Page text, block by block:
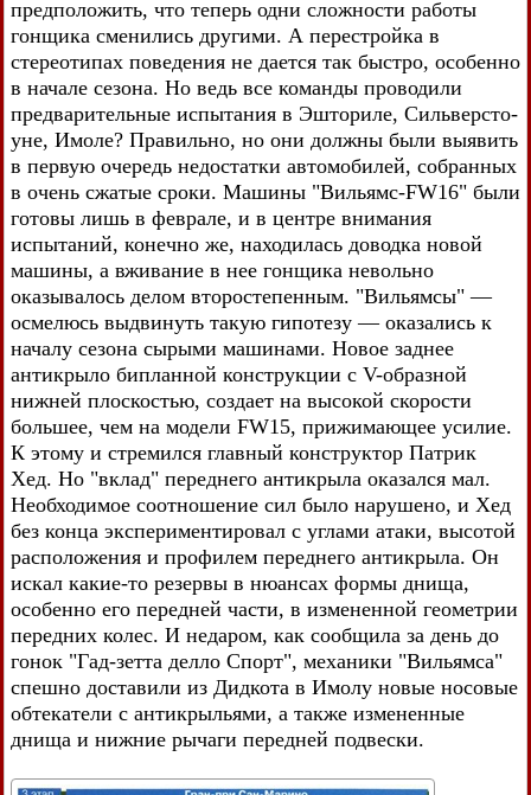
предположить, что теперь одни сложности работы
гонщика сменились другими. А перестройка в
стереотипах поведения не дается так быстро, особенно
в начале сезона. Но ведь все команды проводили
предварительные испытания в Эшториле, Сильверсто-
уне, Имоле? Правильно, но они должны были выявить
в первую очередь недостатки автомобилей, собранных
в очень сжатые сроки. Машины "Вильямс-FW16" были
готовы лишь в феврале, и в центре внимания
испытаний, конечно же, находилась доводка новой
машины, а вживание в нее гонщика невольно
оказывалось делом второстепенным. "Вильямсы" —
осмелюсь выдвинуть такую гипотезу — оказались к
началу сезона сырыми машинами. Новое заднее
антикрыло бипланной конструкции с V-образной
нижней плоскостью, создает на высокой скорости
большее, чем на модели FW15, прижимающее усилие.
К этому и стремился главный конструктор Патрик
Хед. Но "вклад" переднего антикрыла оказался мал.
Необходимое соотношение сил было нарушено, и Хед
без конца экспериментировал с углами атаки, высотой
расположения и профилем переднего антикрыла. Он
искал какие-то резервы в нюансах формы днища,
особенно его передней части, в измененной геометрии
передних колес. И недаром, как сообщила за день до
гонок "Гад-зетта делло Спорт", механики "Вильямса"
спешно доставили из Дидкота в Имолу новые носовые
обтекатели с антикрыльями, а также измененные
днища и нижние рычаги передней подвески.